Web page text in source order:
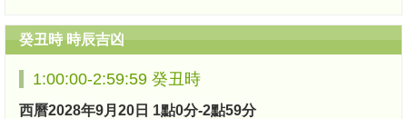
癸丑時 時辰吉凶
1:00:00-2:59:59 癸丑時
西曆2028年9月20日 1點0分-2點59分